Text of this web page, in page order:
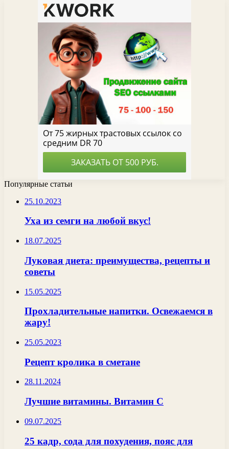
Популярные статьи
25.10.2023
Уха из семги на любой вкус!
18.07.2025
Луковая диета: преимущества, рецепты и
советы
15.05.2025
Прохладительные напитки. Освежаемся в
жару!
25.05.2023
Рецепт кролика в сметане
28.11.2024
Лучшие витамины. Витамин С
09.07.2025
25 кадр, сода для похудения, пояс для